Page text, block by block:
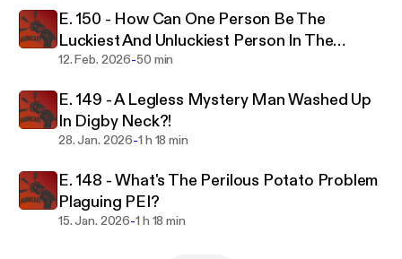
E. 150 - How Can One Person Be The
Luckiest And Unluckiest Person In The
World?
12. Feb. 2026-50 min
E. 149 - A Legless Mystery Man Washed Up
In Digby Neck?!
28. Jan. 2026-1 h 18 min
E. 148 - What's The Perilous Potato Problem
Plaguing PEI?
15. Jan. 2026-1 h 18 min